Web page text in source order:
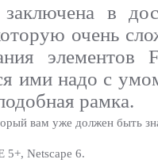
в
очень
ими надо с
рамка.
вам уже должен быть
5+, Netscape 6.